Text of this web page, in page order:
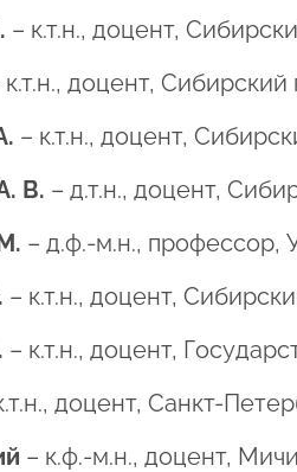
– к.т.н., доцент,
к.т.н., доцент,
– к.т.н., доцент,
В. – д.т.н., доцент,
– д.ф.-м.н.,
– к.т.н., доцент,
– к.т.н., доцент,
доцент, Санкт-
– к.ф.-м.н., доцент,